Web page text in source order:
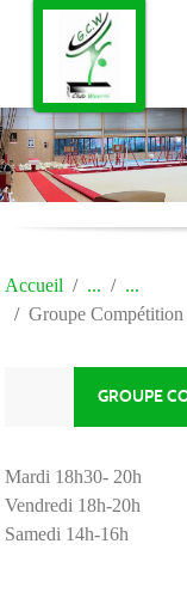
Accueil
Groupe
GROUPE
Mardi 18h30- 20h
Vendredi 18h-20h
Samedi 14h-16h
Panneau de gestion des